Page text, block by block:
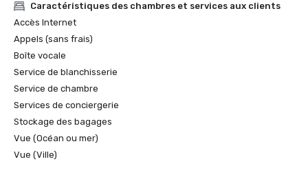
Caractéristiques des chambres et services aux clients
Accès Internet
Appels (sans frais)
Boîte vocale
Service de blanchisserie
Service de chambre
Services de conciergerie
Stockage des bagages
Vue (Océan ou mer)
Vue (Ville)